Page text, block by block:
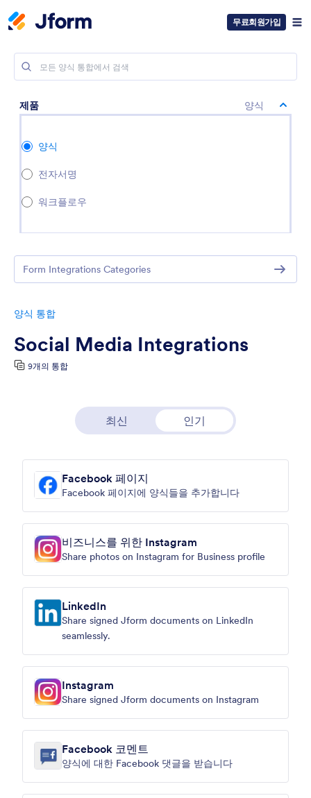
무료회원가입
양식 통합
Social Media Integrations
9개의 통합
최신 인기
Facebook 페이지
Facebook 페이지에 양식들을 추가합니다
비즈니스를 위한 Instagram
Share photos on Instagram for Business profile
LinkedIn
Share signed Jform documents on LinkedIn
seamlessly.
Instagram
Share signed Jform documents on Instagram
Facebook 코멘트
양식에 대한 Facebook 댓글을 받습니다
제품 양식
양식
전자서명
워크플로우
Form Integrations Categories